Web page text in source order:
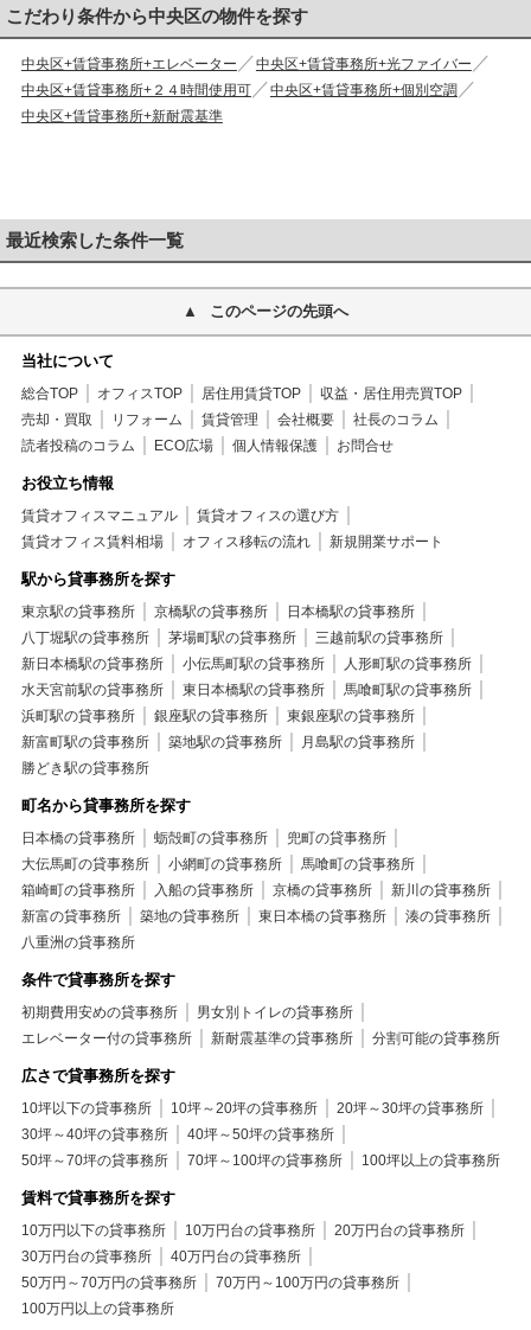
こだわり条件から中央区の物件を探す
中央区+賃貸事務所+エレベーター
中央区+賃貸事務所+光ファイバー
中央区+賃貸事務所+２４時間使用可
中央区+賃貸事務所+個別空調
中央区+賃貸事務所+新耐震基準
最近検索した条件一覧
このページの先頭へ
当社について
総合TOP オフィスTOP 居住用賃貸TOP
収益・居住用売買TOP
売却・買取
リフォーム 賃貸管理 会社概要
社長のコラム
読者投稿のコラム
ECO広場 個人情報保護 お問合せ
お役立ち情報
賃貸オフィスマニュアル
賃貸オフィスの選び方
賃貸オフィス賃料相場
オフィス移転の流れ 新規開業サポート
駅から貸事務所を探す
東京駅の貸事務所 京橋駅の貸事務所
日本橋駅の貸事務所
八丁堀駅の貸事務所
茅場町駅の貸事務所
三越前駅の貸事務所
新日本橋駅の貸事務所
小伝馬町駅の貸事務所
人形町駅の貸事務所
水天宮前駅の貸事務所
東日本橋駅の貸事務所
馬喰町駅の貸事務所
浜町駅の貸事務所
銀座駅の貸事務所
東銀座駅の貸事務所
新富町駅の貸事務所
築地駅の貸事務所
月島駅の貸事務所
勝どき駅の貸事務所
町名から貸事務所を探す
日本橋の貸事務所 蛎殻町の貸事務所
兜町の貸事務所
大伝馬町の貸事務所
小網町の貸事務所
馬喰町の貸事務所
箱崎町の貸事務所
入船の貸事務所 京橋の貸事務所
新川の貸事務所
新富の貸事務所
築地の貸事務所 東日本橋の貸事務所
湊の貸事務所
八重洲の貸事務所
条件で貸事務所を探す
初期費用安めの貸事務所
男女別トイレの貸事務所
エレベーター付の貸事務所
新耐震基準の貸事務所 分割可能の貸事務所
広さで貸事務所を探す
10坪以下の貸事務所 10坪～20坪の貸事務所
20坪～30坪の貸事務所
30坪～40坪の貸事務所
40坪～50坪の貸事務所
50坪～70坪の貸事務所
70坪～100坪の貸事務所 100坪以上の貸事務所
賃料で貸事務所を探す
10万円以下の貸事務所 10万円台の貸事務所
20万円台の貸事務所
30万円台の貸事務所
40万円台の貸事務所
50万円～70万円の貸事務所
70万円～100万円の貸事務所
100万円以上の貸事務所